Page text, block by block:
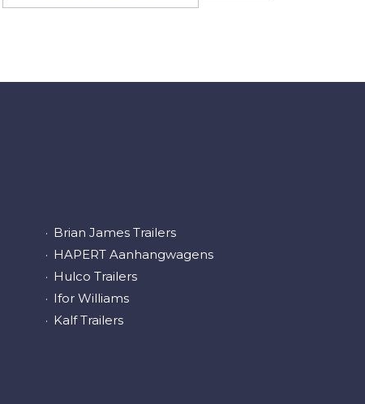
Brian James Trailers
HAPERT Aanhangwagens
Hulco Trailers
Ifor Williams
Kalf Trailers